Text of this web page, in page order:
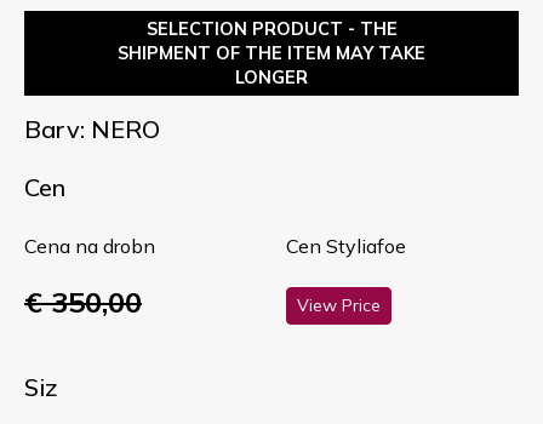
SELECTION PRODUCT - THE
SHIPMENT OF THE ITEM MAY TAKE
LONGER
Barv: NERO
Cen
Cena na drobn
€ 350,00
Cen Styliafoe
View Price
Siz